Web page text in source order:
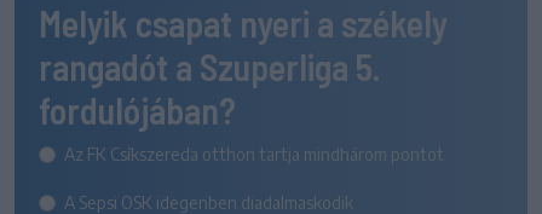
Melyik csapat nyeri a székely
rangadót a Szuperliga 5.
fordulójában?
Az FK Csíkszereda otthon tartja mindhárom pontot
A Sepsi OSK idegenben diadalmaskodik